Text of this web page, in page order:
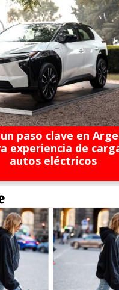
paso clave en
experiencia de
autos eléctricos